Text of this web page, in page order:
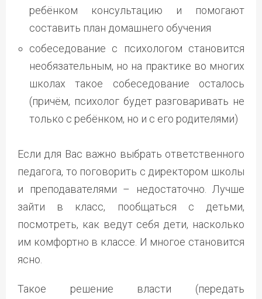
ребёнком консультацию и помогают
составить план домашнего обучения
собеседование с психологом становится
необязательным, но на практике во многих
школах такое собеседование осталось
(причём, психолог будет разговаривать не
только с ребёнком, но и с его родителями)
Если для Вас важно выбрать ответственного
педагога, то поговорить с директором школы
и преподавателями – недостаточно. Лучше
зайти в класс, пообщаться с детьми,
посмотреть, как ведут себя дети, насколько
им комфортно в классе. И многое становится
ясно.
Такое решение власти (передать